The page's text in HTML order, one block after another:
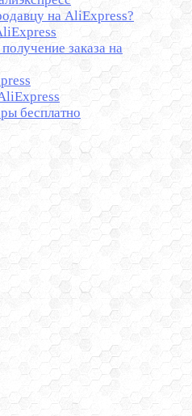
на AliExpress?
заказа на
бесплатно